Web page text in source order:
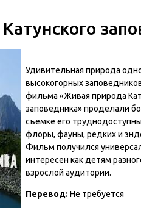
Удивительная природа
высокогорных
фильма «Живая природа
заповедника» проделали
съемке его
флоры, фауны, редких и
Фильм получился
интересен как детям
взрослой аудитории.
Перевод: Не требуется